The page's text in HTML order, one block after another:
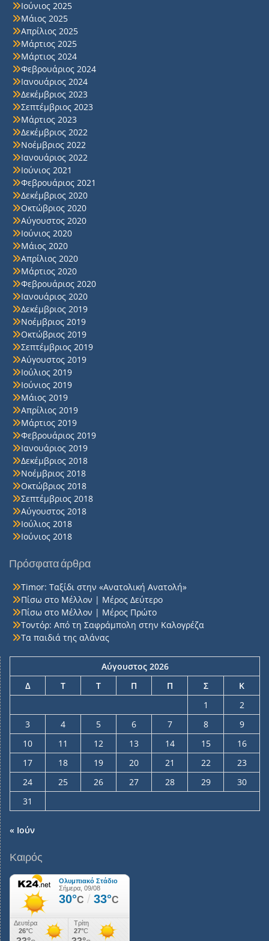
Ιούνιος 2025
Μάιος 2025
Απρίλιος 2025
Μάρτιος 2025
Μάρτιος 2024
Φεβρουάριος 2024
Ιανουάριος 2024
Δεκέμβριος 2023
Σεπτέμβριος 2023
Μάρτιος 2023
Δεκέμβριος 2022
Νοέμβριος 2022
Ιανουάριος 2022
Ιούνιος 2021
Φεβρουάριος 2021
Δεκέμβριος 2020
Οκτώβριος 2020
Αύγουστος 2020
Ιούνιος 2020
Μάιος 2020
Απρίλιος 2020
Μάρτιος 2020
Φεβρουάριος 2020
Ιανουάριος 2020
Δεκέμβριος 2019
Νοέμβριος 2019
Οκτώβριος 2019
Σεπτέμβριος 2019
Αύγουστος 2019
Ιούλιος 2019
Ιούνιος 2019
Μάιος 2019
Απρίλιος 2019
Μάρτιος 2019
Φεβρουάριος 2019
Ιανουάριος 2019
Δεκέμβριος 2018
Νοέμβριος 2018
Οκτώβριος 2018
Σεπτέμβριος 2018
Αύγουστος 2018
Ιούλιος 2018
Ιούνιος 2018
Πρόσφατα άρθρα
Timor: Ταξίδι στην «Ανατολική Ανατολή»
Πίσω στο Μέλλον | Μέρος Δεύτερο
Πίσω στο Μέλλον | Μέρος Πρώτο
Τοντόρ: Από τη Σαφράμπολη στην Καλογρέζα
Τα παιδιά της αλάνας
Αύγουστος 2026
Δ
Τ Τ Π Π Σ
Κ
1
2
3
4 5 6 7 8
9
10
11 12 13 14 15
16
17
18 19 20 21 22
23
24
25 26 27 28 29
30
31
« Ιούν
Καιρός